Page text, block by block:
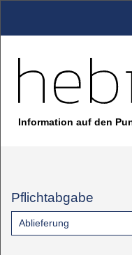
Information auf den
Pflichtabgabe
Ablieferung